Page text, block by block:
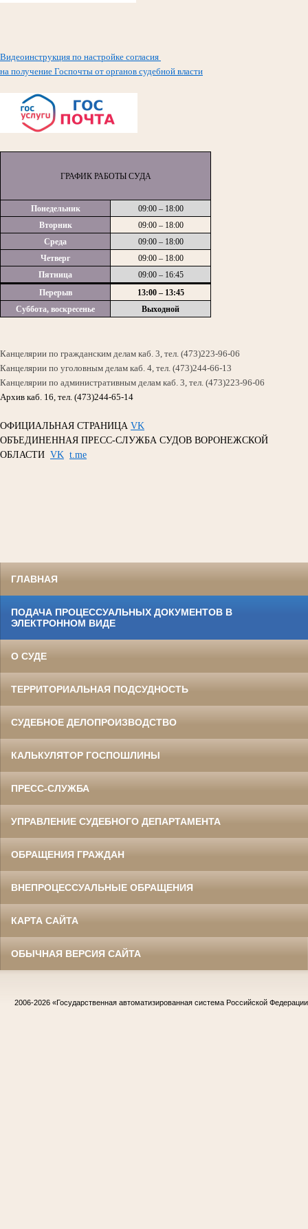
Видеоинструкция по настройке согласия
на получение Госпочты от органов судебной власти
ГРАФИК РАБОТЫ СУДА
Понедельник
09:00 – 18:00
Вторник
09:00 – 18:00
Среда
09:00 – 18:00
Четверг
09:00 – 18:00
Пятница
09:00 – 16:45
Перерыв
13:00 – 13:45
Суббота, воскресенье
Выходной
Канцелярии по гражданским делам каб. 3, тел. (473)223-96-06
Канцелярии по уголовным делам каб. 4, тел. (473)244-66-13
Канцелярии по административным делам каб. 3, тел. (473)223-96-06
Архив каб. 16, тел. (473)244-65-14
ОФИЦИАЛЬНАЯ СТРАНИЦА VK
ОБЪЕДИНЕННАЯ ПРЕСС-СЛУЖБА СУДОВ ВОРОНЕЖСКОЙ
ОБЛАСТИ VK t.me
ГЛАВНАЯ
ПОДАЧА ПРОЦЕССУАЛЬНЫХ ДОКУМЕНТОВ В
ЭЛЕКТРОННОМ ВИДЕ
О СУДЕ
ТЕРРИТОРИАЛЬНАЯ ПОДСУДНОСТЬ
СУДЕБНОЕ ДЕЛОПРОИЗВОДСТВО
КАЛЬКУЛЯТОР ГОСПОШЛИНЫ
ПРЕСС-СЛУЖБА
УПРАВЛЕНИЕ СУДЕБНОГО ДЕПАРТАМЕНТА
ОБРАЩЕНИЯ ГРАЖДАН
ВНЕПРОЦЕССУАЛЬНЫЕ ОБРАЩЕНИЯ
КАРТА САЙТА
ОБЫЧНАЯ ВЕРСИЯ САЙТА
2006-2026 «Государственная автоматизированная система Российской